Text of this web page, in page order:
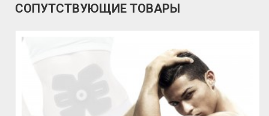
СОПУТСТВУЮЩИЕ ТОВАРЫ